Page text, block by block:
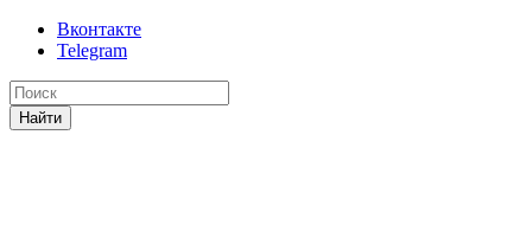
Вконтакте
Telegram
Найти